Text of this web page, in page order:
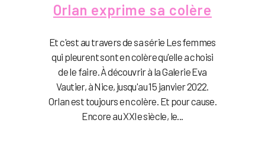
Orlan exprime sa colère
Et c'est au travers de sa série Les femmes
qui pleurent sont en colère qu'elle a choisi
de le faire. À découvrir à la Galerie Eva
Vautier, à Nice, jusqu'au 15 janvier 2022.
Orlan est toujours en colère. Et pour cause.
Encore au XXIe siècle, le...